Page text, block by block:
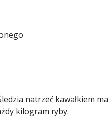
natrzeć kawałkiem
kilogram ryby.